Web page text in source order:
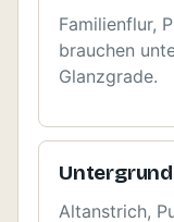
Familienflur,
brauchen
Glanzgrade.
Untergrund
Altanstrich,